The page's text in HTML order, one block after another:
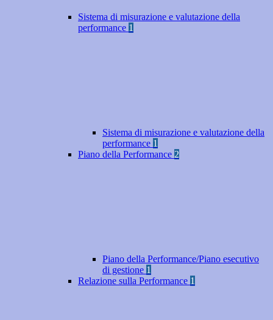
Sistema di misurazione e valutazione della
performance 1
Sistema di misurazione e valutazione della
performance 1
Piano della Performance 2
Piano della Performance/Piano esecutivo
di gestione 1
Relazione sulla Performance 1